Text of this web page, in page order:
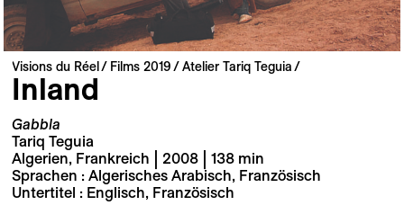
Visions du Réel Films 2019 Atelier Tariq Teguia
Inland
Gabbla
Tariq Teguia
Algerien, Frankreich | 2008 | 138 min
Sprachen : Algerisches Arabisch, Französisch
Untertitel : Englisch, Französisch